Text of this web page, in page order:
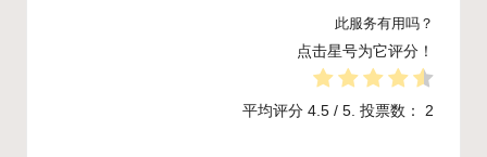
此服务有用吗？
点击星号为它评分！
平均评分 4.5 / 5. 投票数： 2